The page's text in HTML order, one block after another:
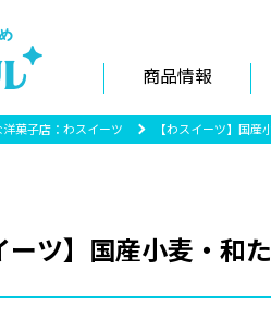
商品情報
菓子店：わスイーツ 【わスイーツ】国産
ーツ】国産小麦・和